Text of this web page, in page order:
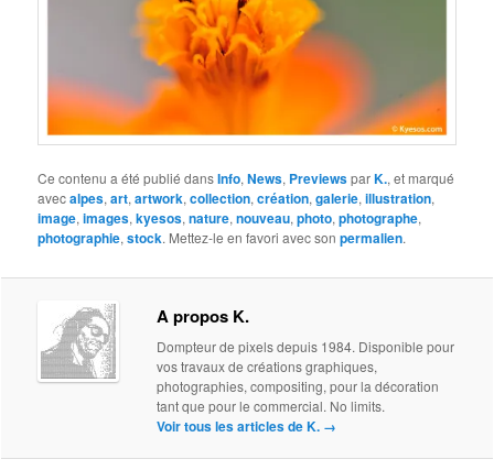
Ce contenu a été publié dansInfo,News, PreviewsparK., et marqué
avecalpes,art,artwork,collection,création,galerie,illustration,
image,images,kyesos,nature,nouveau,photo,photographe,
photographie,stock. Mettez-le en favori avec sonpermalien.
A propos K.
Dompteur de pixels depuis 1984. Disponible pour
vos travaux de créations graphiques,
photographies, compositing, pour la décoration
tant que pour le commercial. No limits.
Voir tous les articles de K. →